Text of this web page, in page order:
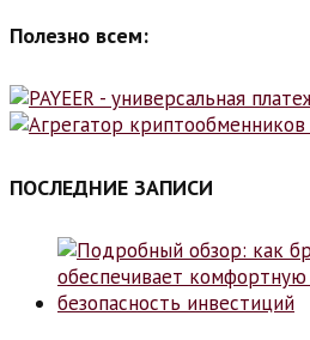
Полезно всем:
ПОСЛЕДНИЕ ЗАПИСИ